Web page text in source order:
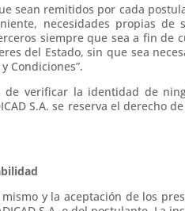
sean remitidos por cada
necesidades propias
siempre que sea a fin
del Estado, sin que sea
Condiciones”.
de verificar la identidad de
S.A. se reserva el
y la aceptación de los